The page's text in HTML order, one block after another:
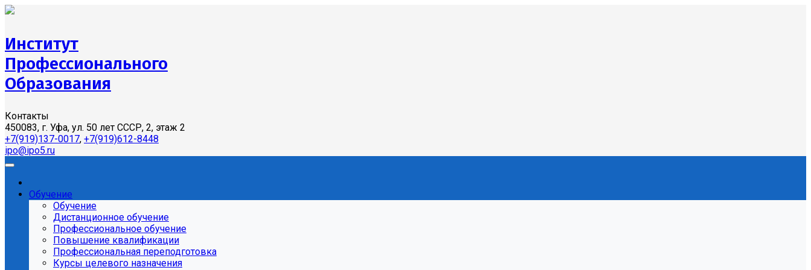
Институт
Профессионального
Образования
Контакты
450083, г. Уфа, ул. 50 лет СССР, 2, этаж 2
+7(919)137-0017, +7(919)612-8448
ipo@ipo5.ru
Обучение
Обучение
Дистанционное обучение
Профессиональное обучение
Повышение квалификации
Профессиональная переподготовка
Курсы целевого назначения